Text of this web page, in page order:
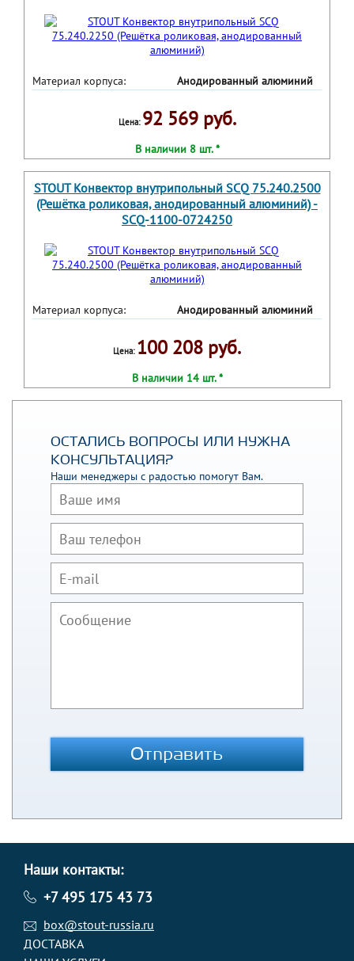
Материал корпуса: Анодированный алюминий
Цена: 92 569 руб.
В наличии 8 шт. *
STOUT Конвектор внутрипольный SCQ 75.240.2500
(Решётка роликовая, анодированный алюминий) -
SCQ-1100-0724250
Материал корпуса: Анодированный алюминий
Цена: 100 208 руб.
В наличии 14 шт. *
ОСТАЛИСЬ ВОПРОСЫ ИЛИ НУЖНА
КОНСУЛЬТАЦИЯ?
Наши менеджеры с радостью помогут Вам.
Отправить
Наши контакты:
+7 495 175 43 73
box@stout-russia.ru
ДОСТАВКА